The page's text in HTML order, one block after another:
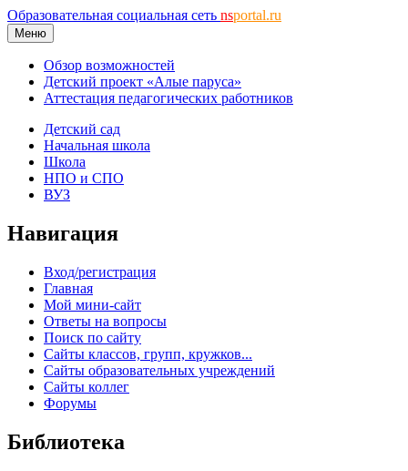
Образовательная социальная сеть nsportal.ru
Меню
Обзор возможностей
Детский проект «Алые паруса»
Аттестация педагогических работников
Детский сад
Начальная школа
Школа
НПО и СПО
ВУЗ
Навигация
Вход/регистрация
Главная
Мой мини-сайт
Ответы на вопросы
Поиск по сайту
Сайты классов, групп, кружков...
Сайты образовательных учреждений
Сайты коллег
Форумы
Библиотека